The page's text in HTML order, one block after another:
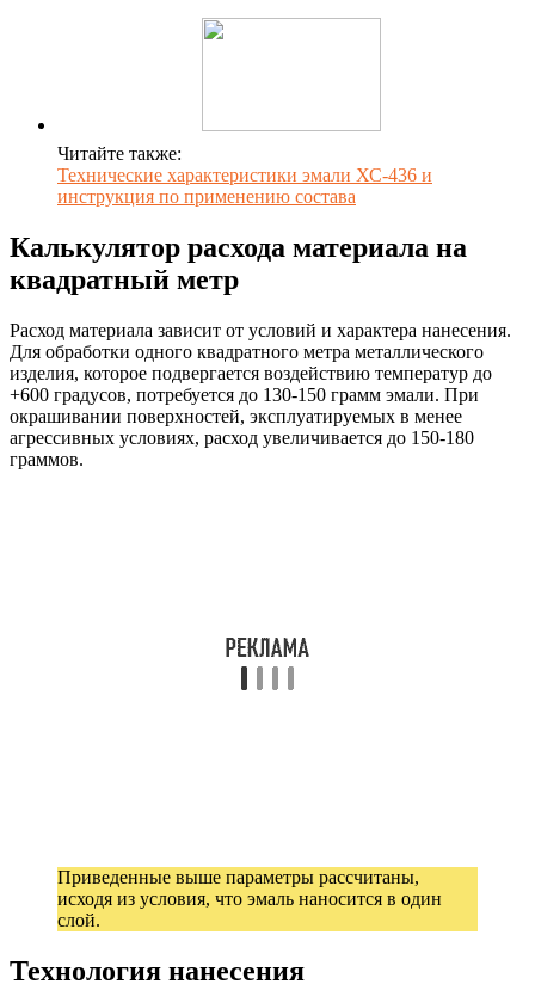
Читайте также:
Технические характеристики эмали ХС-436 и
инструкция по применению состава
Калькулятор расхода материала на
квадратный метр
Расход материала зависит от условий и характера нанесения.
Для обработки одного квадратного метра металлического
изделия, которое подвергается воздействию температур до
+600 градусов, потребуется до 130-150 грамм эмали. При
окрашивании поверхностей, эксплуатируемых в менее
агрессивных условиях, расход увеличивается до 150-180
граммов.
Приведенные выше параметры рассчитаны,
исходя из условия, что эмаль наносится в один
слой.
Технология нанесения